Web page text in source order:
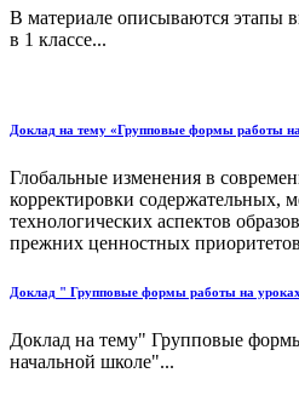
В материале описываются этапы
в 1 классе...
Доклад на тему «Групповые формы работы
Глобальные изменения в
корректировки содержательных,
технологических аспектов
прежних ценностных
Доклад " Групповые формы работы на
Доклад на тему" Групповые
начальной школе"...